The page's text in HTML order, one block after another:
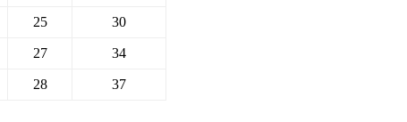
25 30
27 34
28 37